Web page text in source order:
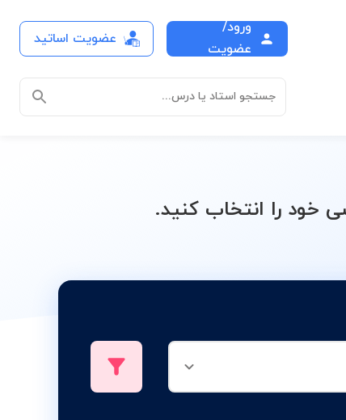
ورود/
عضویت
عضویت اساتید
جستجو استاد یا درس...
خود را انتخاب کنید.